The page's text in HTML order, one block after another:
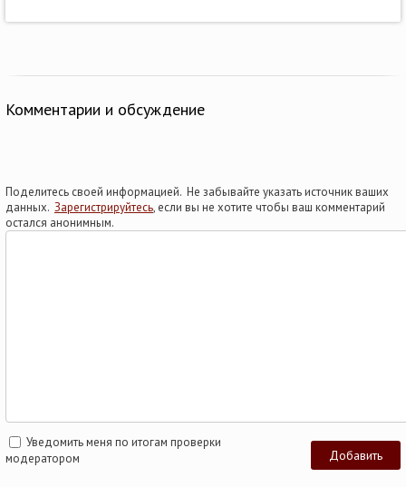
Комментарии и обсуждение
Поделитесь своей информацией. Не забывайте указать источник ваших
данных. Зарегистрируйтесь, если вы не хотите чтобы ваш комментарий
остался анонимным.
Уведомить меня по итогам проверки
модератором